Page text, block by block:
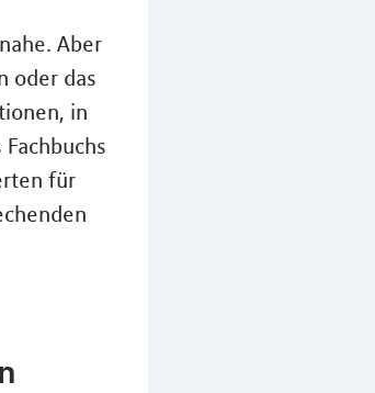
Aber
oder das
in
für